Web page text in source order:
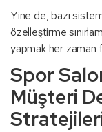
Yine de, bazı
özelleştirme
yapmak her zaman
Spor
Müşteri